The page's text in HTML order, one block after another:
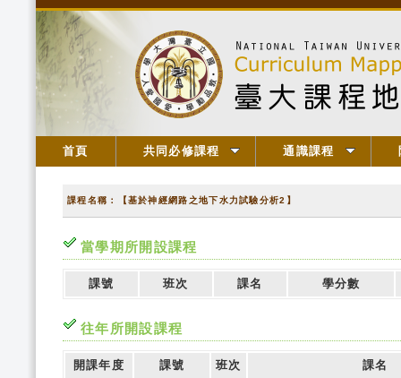
首頁 共同必修課程 通識課程
課程名稱：【基於神經網路之地下水力試驗分析2】
當學期所開設課程
課號 班次 課名 學分數
往年所開設課程
開課年度 課號 班次
課名